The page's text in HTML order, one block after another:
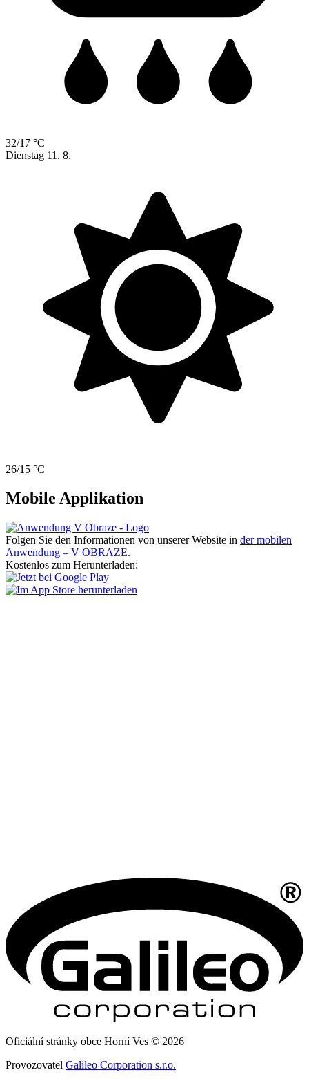
32/17 °C
Dienstag 11. 8.
26/15 °C
Mobile Applikation
Folgen Sie den Informationen von unserer Website in der mobilen
Anwendung – V OBRAZE.
Kostenlos zum Herunterladen:
Oficiální stránky obce Horní Ves © 2026
Provozovatel Galileo Corporation s.r.o.